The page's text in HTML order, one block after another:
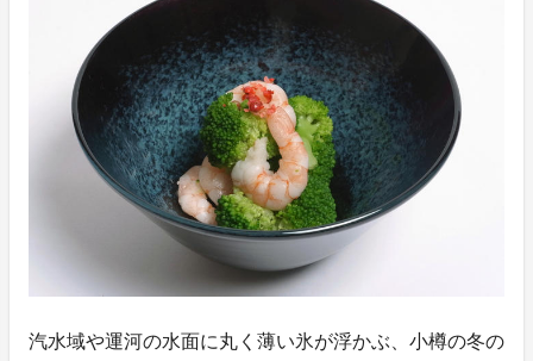
汽水域や運河の水面に丸く薄い氷が浮かぶ、小樽の冬の